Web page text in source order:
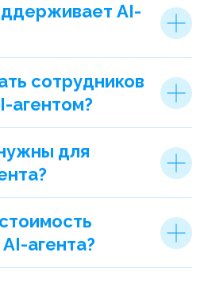
AI-
сотрудников
агентом?
для
агента?